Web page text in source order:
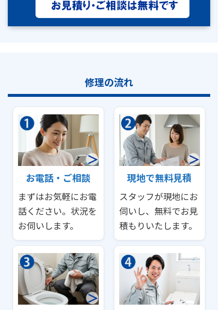
修理の流れ
お電話・ご相談
まずはお気軽にお電
話ください。状況を
お伺いします。
現地で無料見積
スタッフが現地にお
伺いし、無料でお見
積もりいたします。